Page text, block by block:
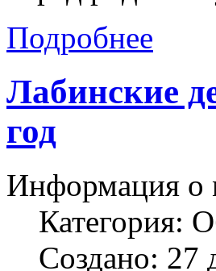
Подробнее
Лабинские
год
Информация о
Категория:
Создано: 27